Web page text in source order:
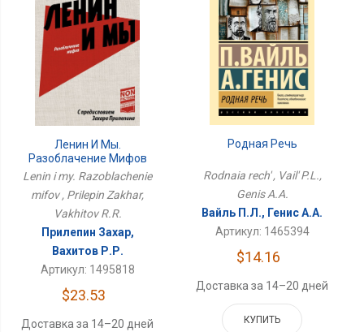
Ленин И Мы.
Разоблачение Мифов
Lenin i my. Razoblachenie
mifov , Prilepin Zakhar,
Vakhitov R.R.
Прилепин Захар,
Вахитов Р.Р.
Артикул: 1495818
$23.53
Доставка за 14–20 дней
Родная Речь
Rodnaia rech' , Vail' P.L.,
Genis A.A.
Вайль П.Л., Генис А.А.
Артикул: 1465394
$14.16
Доставка за 14–20 дней
КУПИТЬ